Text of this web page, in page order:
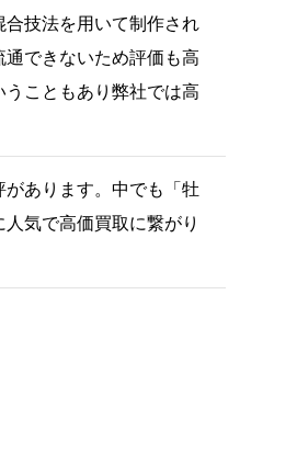
合技法を用いて制作され
できないため評価も高
うこともあり弊社では高
あります。中でも「牡
気で高価買取に繋がり